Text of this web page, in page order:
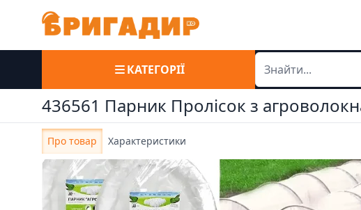
КАТЕГОРІЇ
436561 Парник Пролісок з
Про товар Характеристики